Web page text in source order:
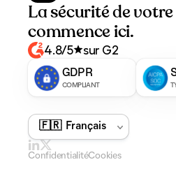
La sécurité de
commence ici.
4.8/5 sur G2
GDPR
COMPLIANT
ConfidentialitéCookies